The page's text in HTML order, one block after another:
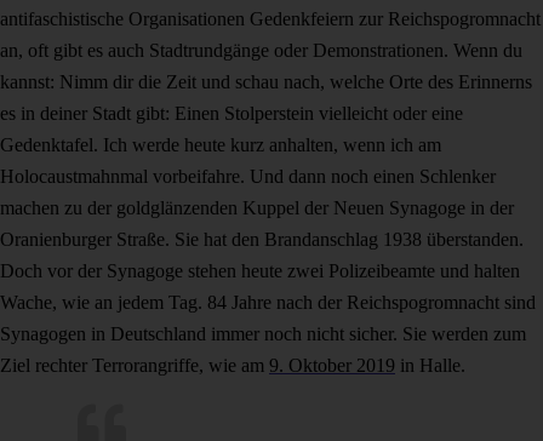
antifaschistische Organisationen Gedenkfeiern zur Reichspogromnacht
an, oft gibt es auch Stadtrundgänge oder Demonstrationen. Wenn du
kannst: Nimm dir die Zeit und schau nach, welche Orte des Erinnerns
es in deiner Stadt gibt: Einen Stolperstein vielleicht oder eine
Gedenktafel. Ich werde heute kurz anhalten, wenn ich am
Holocaustmahnmal vorbeifahre. Und dann noch einen Schlenker
machen zu der goldglänzenden Kuppel der Neuen Synagoge in der
Oranienburger Straße. Sie hat den Brandanschlag 1938 überstanden.
Doch vor der Synagoge stehen heute zwei Polizeibeamte und halten
Wache, wie an jedem Tag. 84 Jahre nach der Reichspogromnacht sind
Synagogen in Deutschland immer noch nicht sicher. Sie werden zum
Ziel rechter Terrorangriffe, wie am 9. Oktober 2019 in Halle.